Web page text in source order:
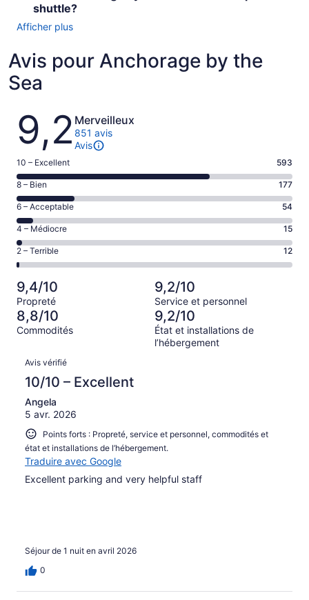
shuttle?
Afficher plus
Avis pour Anchorage by the
Sea
Avis
9,2 Merveilleux
851 avis
Avis
Note
de 10
–
Excellent,
d’après
593 avis
sur 851.
10 – Excellent 593
Note
de 8
–
Bien,
d’après
177 avis
sur 851.
8 – Bien 177
Note
de 6
–
Acceptable,
d’après
sur 851.
6 – Acceptable 54
Note
de 4
–
Médiocre,
d’après
15 avis
sur 851.
4 – Médiocre 15
Note
de 2
–
Terrible,
d’après
12 avis
sur 851.
2 – Terrible 12
9,4/10
Propreté
9,2/10
Service et personnel
8,8/10
Commodités
9,2/10
État et installations de
l’hébergement
Avis
Avis vérifié
10/10 – Excellent
Angela
5 avr. 2026
Points forts : Propreté, service et personnel, commodités et
état et installations de l’hébergement.
Traduire avec Google
Excellent parking and very helpful staff
Séjour de 1 nuit en avril 2026
0